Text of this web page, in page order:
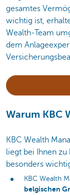
gesamtes
wichtig ist,
Wealth-Team
dem
Warum KBC
KBC Wealth
liegt bei Ihnen
besonders
KBC Wealth
belgischen